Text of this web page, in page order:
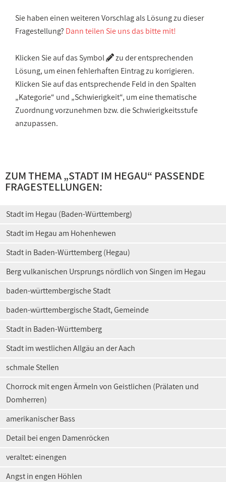
Sie haben einen weiteren Vorschlag als Lösung zu dieser
Fragestellung? Dann teilen Sie uns das bitte mit!
Klicken Sie auf das Symbol
zu der entsprechenden
Lösung, um einen fehlerhaften Eintrag zu korrigieren.
Klicken Sie auf das entsprechende Feld in den Spalten
„Kategorie“ und „Schwierigkeit“, um eine thematische
Zuordnung vorzunehmen bzw. die Schwierigkeitsstufe
anzupassen.
ZUM THEMA „STADT IM HEGAU“ PASSENDE
FRAGESTELLUNGEN:
Stadt im Hegau (Baden-Württemberg)
Stadt im Hegau am Hohenhewen
Stadt in Baden-Württemberg (Hegau)
Berg vulkanischen Ursprungs nördlich von Singen im Hegau
baden-württembergische Stadt
baden-württembergische Stadt, Gemeinde
Stadt in Baden-Württemberg
Stadt im westlichen Allgäu an der Aach
schmale Stellen
Chorrock mit engen Ärmeln von Geistlichen (Prälaten und
Domherren)
amerikanischer Bass
Detail bei engen Damenröcken
veraltet: einengen
Angst in engen Höhlen